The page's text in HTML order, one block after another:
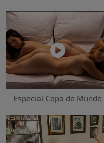
Especial Copa do Mundo